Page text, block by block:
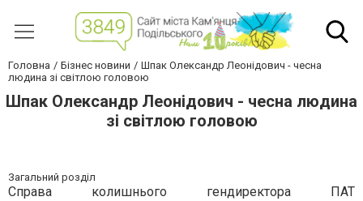
Головна Бізнес новини
Шпак Олександр Леонідович - чесна
людина зі світлою головою
Шпак Олександр Леонідович - чесна людина
зі світлою головою
Загальний розділ
Справа колишнього гендиректора ПАТ